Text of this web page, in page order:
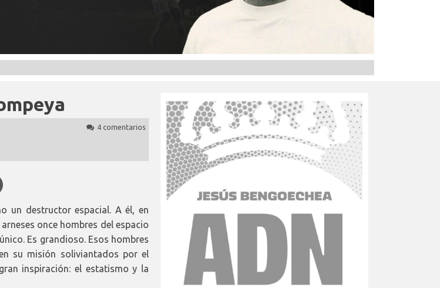
4 comentarios
un destructor espacial. A él, en
once hombres del espacio
Es grandioso. Esos hombres
su misión soliviantados por el
inspiración: el estatismo y la